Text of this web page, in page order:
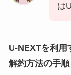
は
U-NEXTを利用
解約方法の手順